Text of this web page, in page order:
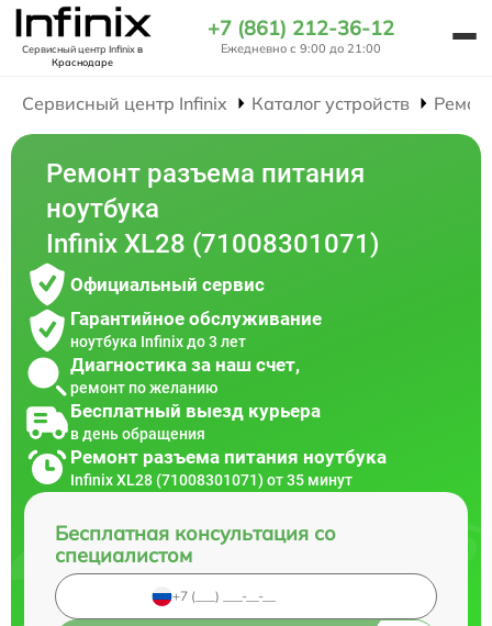
Сервисный центр Infinixв
Краснодаре
+7 (861) 212-36-12
Ежедневно с 9:00 до 21:00
Сервисный центр Infinix Каталог устройств
Ремонт разъема питания
ноутбука
Infinix XL28 (71008301071)
Официальный сервис
Гарантийное обслуживание
ноутбука Infinix до 3 лет
Диагностика за наш счет,
ремонт по желанию
Бесплатный выезд курьера
в день обращения
Ремонт разъема питания ноутбука
Infinix XL28 (71008301071) от 35 минут
Бесплатная консультация со
специалистом